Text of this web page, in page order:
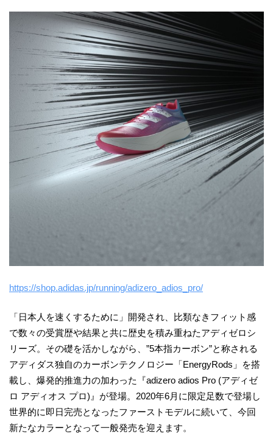
https://shop.adidas.jp/running/adizero_adios_pro/
「日本人を速くするために」開発され、比類なきフィット感
で数々の受賞歴や結果と共に歴史を積み重ねたアディゼロシ
リーズ。その礎を活かしながら、”5本指カーボン”と称される
アディダス独自のカーボンテクノロジー「EnergyRods」を搭
載し、爆発的推進力の加わった『adizero adios Pro (アディゼ
ロ アディオス プロ)』が登場。2020年6月に限定足数で登場し
世界的に即日完売となったファーストモデルに続いて、今回
新たなカラーとなって一般発売を迎えます。